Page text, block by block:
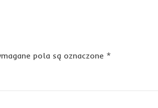
pola są oznaczone *